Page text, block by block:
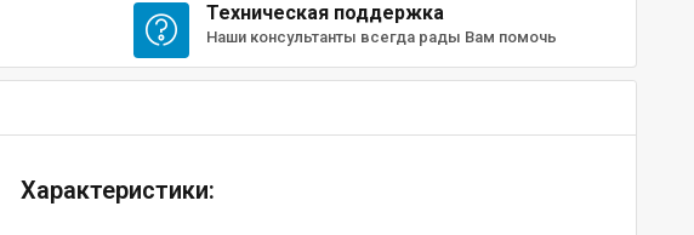
Техническая поддержка
Наши консультанты всегда рады Вам помочь
Характеристики: